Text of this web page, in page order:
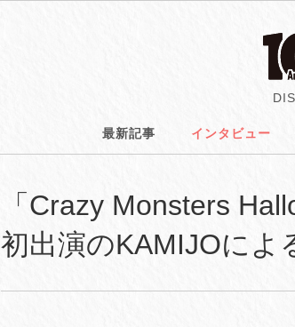
最新記事 インタビュー
「Crazy Monsters
初出演のKAMIJOによ